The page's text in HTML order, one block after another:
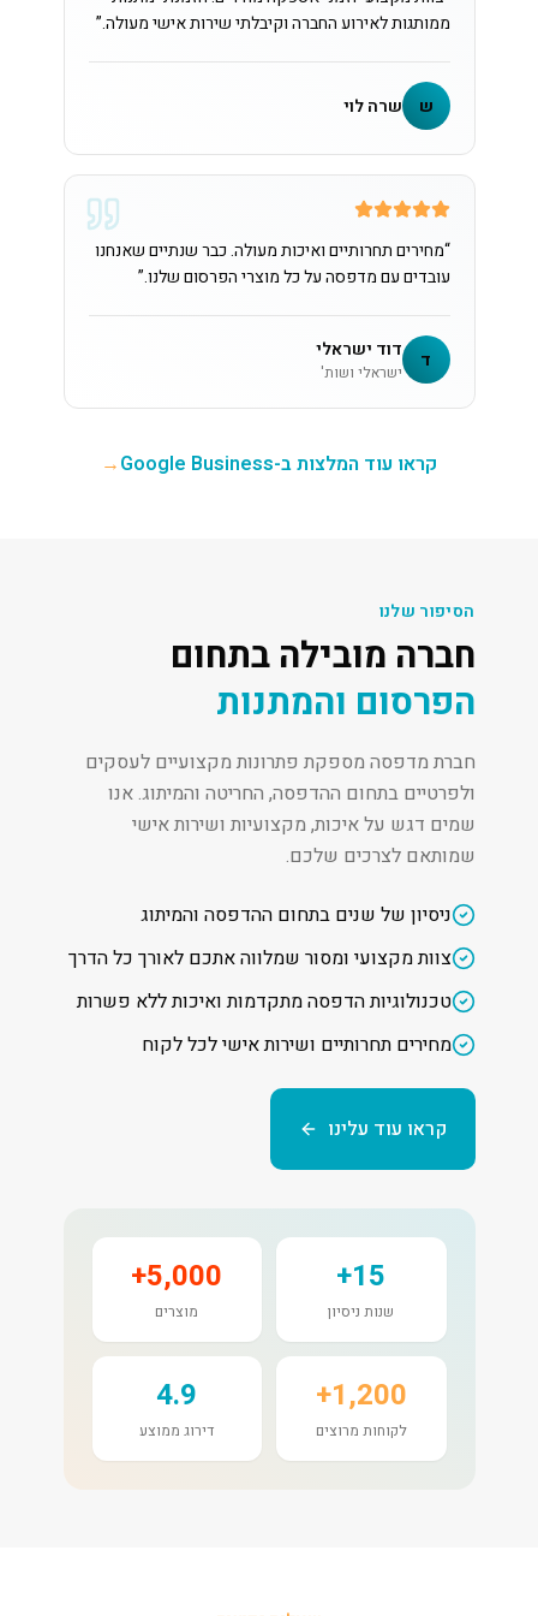
ממותגות לאירוע החברה וקיבלתי שירות אישי מעולה.”
ש שרה לוי
“מחירים תחרותיים ואיכות מעולה. כבר שנתיים שאנחנו
עובדים עם מדפסה על כל מוצרי הפרסום שלנו.”
ד דוד ישראלי
ישראלי ושות'
קראו עוד המלצות ב-Google Business →
הסיפור שלנו
חברה מובילה בתחום
הפרסום והמתנות
חברת מדפסה מספקת פתרונות מקצועיים לעסקים
ולפרטיים בתחום ההדפסה, החריטה והמיתוג. אנו
שמים דגש על איכות, מקצועיות ושירות אישי
שמותאם לצרכים שלכם.
ניסיון של שנים בתחום ההדפסה והמיתוג
צוות מקצועי ומסור שמלווה אתכם לאורך כל הדרך
טכנולוגיות הדפסה מתקדמות ואיכות ללא פשרות
מחירים תחרותיים ושירות אישי לכל לקוח
קראו עוד עלינו
15+
שנות ניסיון
5,000+
מוצרים
1,200+
לקוחות מרוצים
4.9
דירוג ממוצע